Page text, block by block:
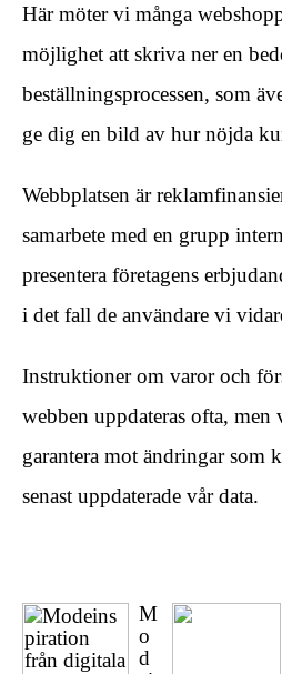
Här möter vi många
möjlighet att skriva ner en
beställningsprocessen, som
ge dig en bild av hur nöjda
Webbplatsen är
samarbete med en grupp
presentera företagens
i det fall de användare vi
Instruktioner om varor och
webben uppdateras ofta,
garantera mot ändringar som
senast uppdaterade vår data.
M
o
d